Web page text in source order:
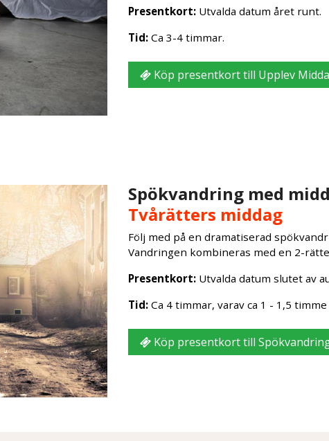
Presentkort: Utvalda datum året runt.
Tid: Ca 3-4 timmar.
Köp presentkort till Upplev
Spökvandring med
Tvårätters middag
Följ med på en dramatiserad
Vandringen kombineras med en 2-
Presentkort: Utvalda datum slutet av
Tid: Ca 4 timmar, varav ca 1 - 1,5
Köp presentkort till